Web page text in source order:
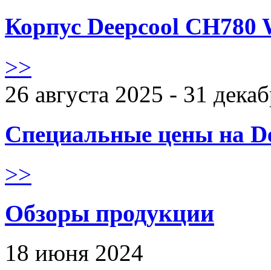
Корпус Deepcool CH780
>>
26 августа 2025 - 31
Специальные цены на
>>
Обзоры продукции
18 июня 2024